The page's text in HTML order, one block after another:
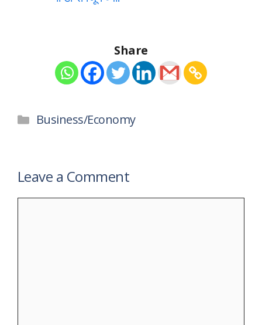
Share
Categories
Business/Economy
Leave a Comment